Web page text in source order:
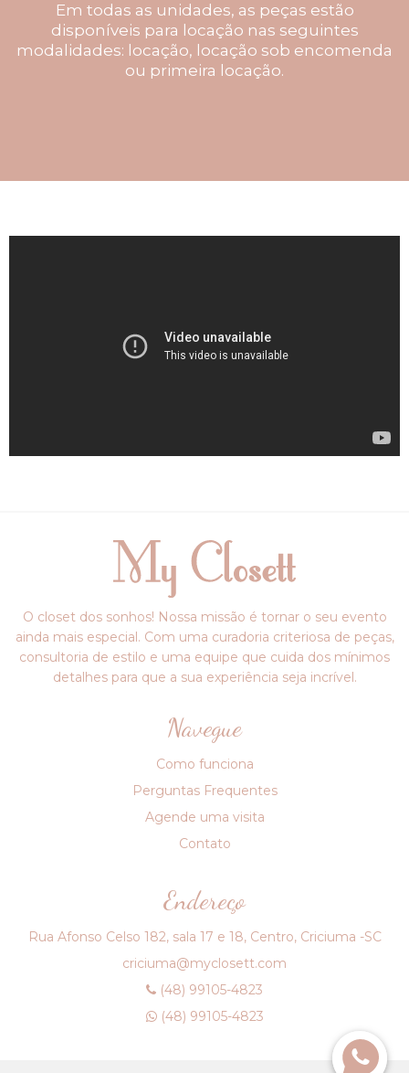
Em todas as unidades, as peças estão
disponíveis para locação nas seguintes
modalidades: locação, locação sob encomenda
ou primeira locação.
O closet dos sonhos! Nossa missão é tornar o seu evento
ainda mais especial. Com uma curadoria criteriosa de peças,
consultoria de estilo e uma equipe que cuida dos mínimos
detalhes para que a sua experiência seja incrível.
Navegue
Como funciona
Perguntas Frequentes
Agende uma visita
Contato
Endereço
Rua Afonso Celso 182, sala 17 e 18, Centro, Criciuma -SC
criciuma@myclosett.com
(48) 99105-4823
(48) 99105-4823